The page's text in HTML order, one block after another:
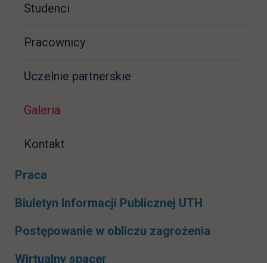
Studenci
Pracownicy
Uczelnie partnerskie
Galeria
Kontakt
Praca
Biuletyn Informacji Publicznej UTH
Postępowanie w obliczu zagrożenia
Wirtualny spacer